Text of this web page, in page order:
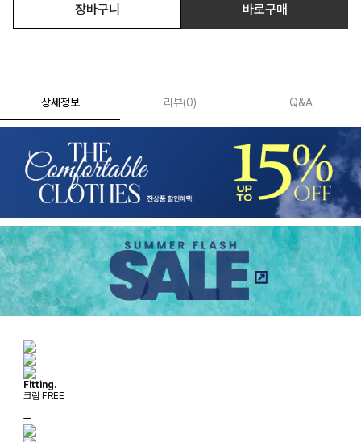
장바구니 바로구매
상세정보 리뷰(0) Q&A
Fitting.
크림 FREE
ㅡ